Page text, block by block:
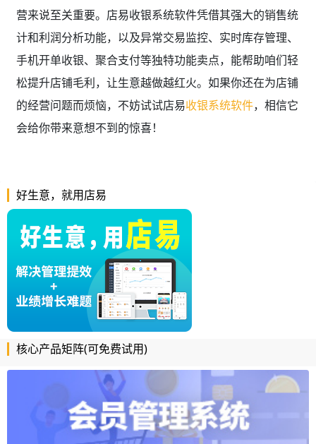
营来说至关重要。店易收银系统软件凭借其强大的销售统
计和利润分析功能，以及异常交易监控、实时库存管理、
手机开单收银、聚合支付等独特功能卖点，能帮助咱们轻
松提升店铺毛利，让生意越做越红火。如果你还在为店铺
的经营问题而烦恼，不妨试试店易收银系统软件，相信它
会给你带来意想不到的惊喜！
好生意，就用店易
核心产品矩阵(可免费试用)